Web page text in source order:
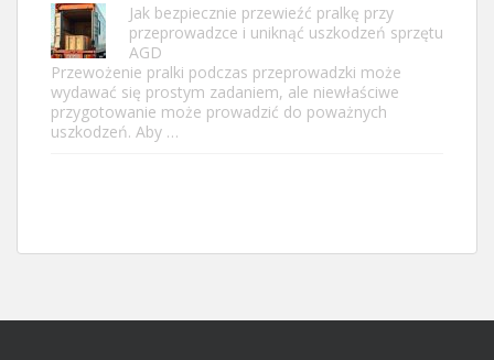
Jak bezpiecznie przewieźć pralkę przy
przeprowadzce i uniknąć uszkodzeń sprzętu
AGD
Przewożenie pralki podczas przeprowadzki może
wydawać się prostym zadaniem, ale niewłaściwe
przygotowanie może prowadzić do poważnych
uszkodzeń. Aby …